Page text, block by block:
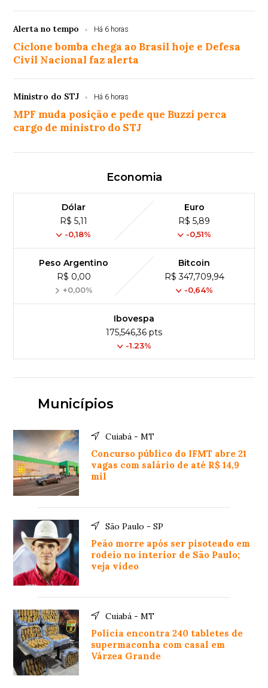
Alerta no tempo Há 6 horas
Ciclone bomba chega ao Brasil hoje e Defesa
Civil Nacional faz alerta
Ministro do STJ Há 6 horas
MPF muda posição e pede que Buzzi perca
cargo de ministro do STJ
Economia
Dólar
R$ 5,11
-0,18%
Euro
R$ 5,89
-0,51%
Peso Argentino
R$ 0,00
+0,00%
Bitcoin
R$ 347,709,94
-0,64%
Ibovespa
175,546,36 pts
-1.23%
Municípios
Cuiabá - MT
Concurso público do IFMT abre 21
vagas com salário de até R$ 14,9
mil
São Paulo - SP
Peão morre após ser pisoteado em
rodeio no interior de São Paulo;
veja video
Cuiabá - MT
Polícia encontra 240 tabletes de
supermaconha com casal em
Várzea Grande